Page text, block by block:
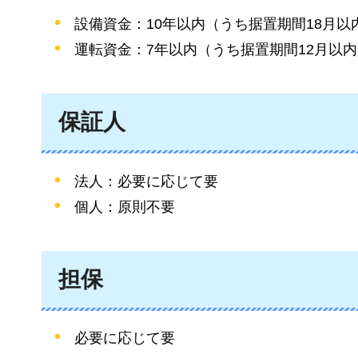
設備資金：10年以内（うち据置期間18月以
運転資金：7年以内（うち据置期間12月以内
保証人
法人：必要に応じて要
個人：原則不要
担保
必要に応じて要